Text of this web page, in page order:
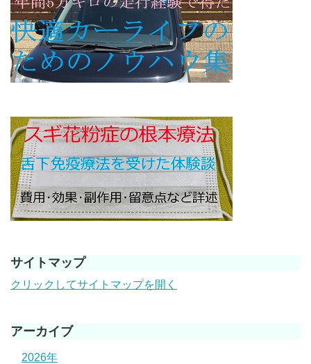
サイトマップ
クリックしてサイトマップを開く
アーカイブ
2026年